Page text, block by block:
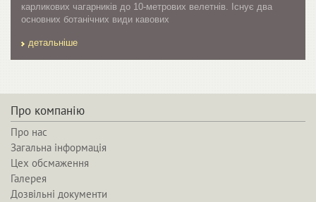
карликових чагарників до 10-метрових велетнів. Існує два
основних ботанічних види кавових
детальніше
Про компанію
Про нас
Загальна інформація
Цех обсмаження
Галерея
Дозвільні документи